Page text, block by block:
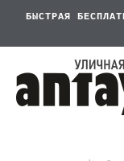
БЫСТРАЯ